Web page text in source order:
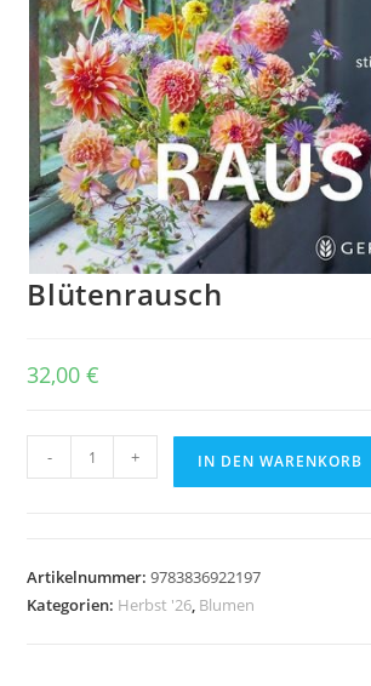
Blütenrausch
32,00€
Blütenrausch
Menge
- + IN DEN WARENKORB
Artikelnummer:9783836922197
Kategorien: Herbst '26, Blumen